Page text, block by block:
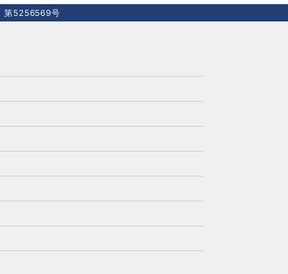
第5256569号